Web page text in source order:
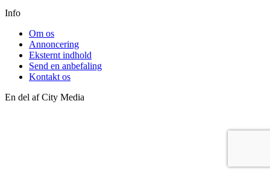
Info
Om os
Annoncering
Eksternt indhold
Send en anbefaling
Kontakt os
En del af City Media